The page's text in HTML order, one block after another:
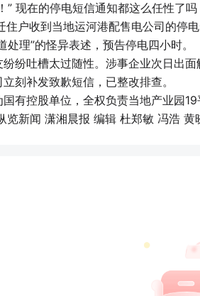
” 现在的停电短信通知都这么任性了吗
住户收到当地运河港配售电公司的停
处理”的怪异表述，预告停电四小时。
纷吐槽太过随性。涉事企业次日出
刻补发致歉短信，已整改排查。
有控股单位，全权负责当地产业园
览新闻 潇湘晨报 编辑 杜郑敏 冯浩 黄